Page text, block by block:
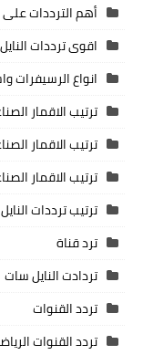
أهم الترددات على
اقوى ترددات
انواع الرسيفرات
ترتيب الاقمار
ترتيب الاقمار
ترتيب الاقمار
ترتيب ترددات
ترد قناة
تردادت النايل سات
تردد القنوات
تردد القنوات